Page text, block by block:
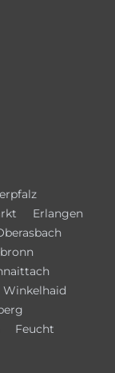
Erlangen
Winkelhaid
Feucht